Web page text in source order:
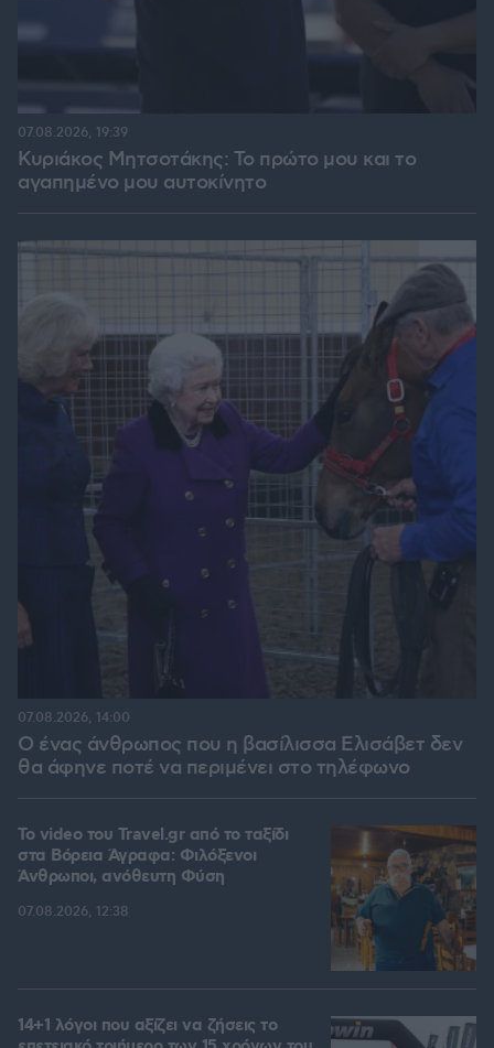
Κυριάκος Μητσοτάκης: Το πρώτο μου και το
αγαπημένο μου αυτοκίνητο
07.08.2026, 19:39
Ο ένας άνθρωπος που η βασίλισσα Ελισάβετ δεν
θα άφηνε ποτέ να περιμένει στο τηλέφωνο
07.08.2026, 14:00
To video του Travel.gr από το ταξίδι
στα Βόρεια Άγραφα: Φιλόξενοι
Άνθρωποι, ανόθευτη Φύση
07.08.2026, 12:38
14+1 λόγοι που αξίζει να ζήσεις το